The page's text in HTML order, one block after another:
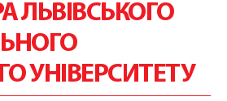
Акції
Відгуки
ПОСЛУГИ
ЛЬВІВСЬКОГО
УНІВЕРСИТЕТУ